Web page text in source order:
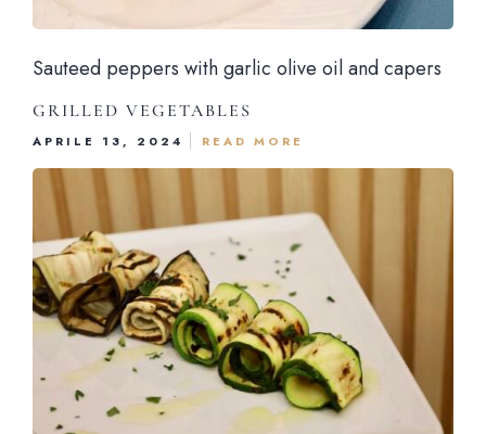
Sauteed peppers with garlic olive oil and capers
GRILLED VEGETABLES
APRILE 13, 2024 READ MORE